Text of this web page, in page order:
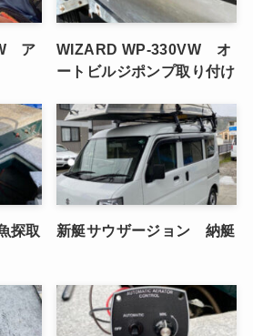
ア
WIZARD WP-330VW オ
ートビルジポンプ取り付け
探取
新艇サウザージョン 納艇